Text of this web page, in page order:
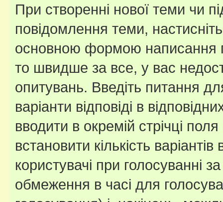
При створенні нової теми чи
повідомлення теми,
основною формою написання
то швидше за все, у вас
опитувань. Введіть питання
варіанти відповіді в
вводити в окремій стрічці
встановити кількість
користувачі при голосуванні
обмеження в часі для